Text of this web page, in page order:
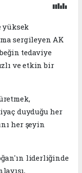
sergileyen AK
tedaviye
ve etkin bir
duyduğu her
her şeyin
liderliğinde